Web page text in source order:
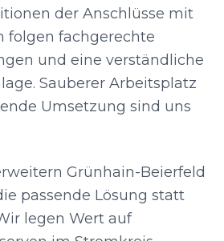
der Anschlüsse mit
folgen fachgerechte
und eine verständliche
Sauberer Arbeitsplatz
Umsetzung sind uns
Grünhain-Beierfeld
passende Lösung statt
legen Wert auf